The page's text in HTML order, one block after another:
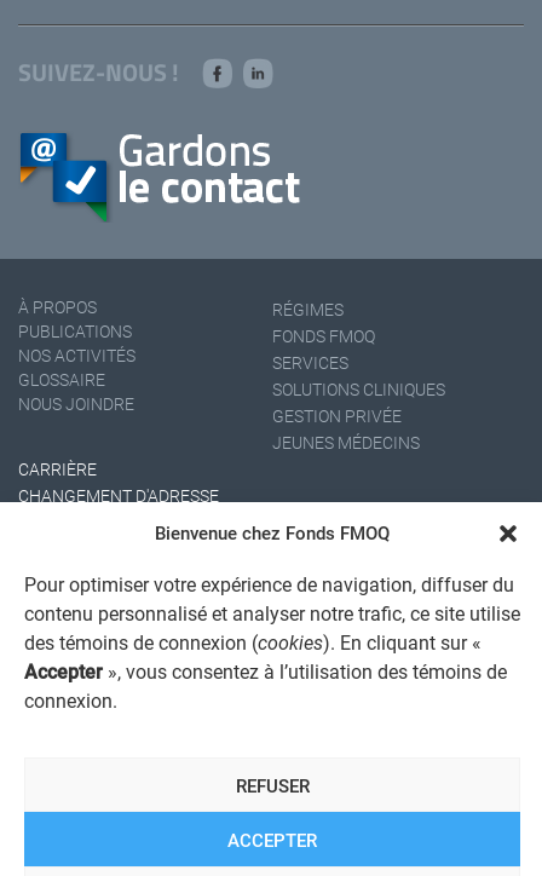
Bienvenue chez Fonds FMOQ
Pour optimiser votre expérience de navigation, diffuser du
contenu personnalisé et analyser notre trafic, ce site utilise
des témoins de connexion (cookies). En cliquant sur «
Accepter », vous consentez à l’utilisation des témoins de
connexion.
ACCEPTER
REFUSER
SUIVEZ-NOUS !
À PROPOS
PUBLICATIONS
NOS ACTIVITÉS
GLOSSAIRE
NOUS JOINDRE
RÉGIMES
FONDS FMOQ
SERVICES
SOLUTIONS CLINIQUES
GESTION PRIVÉE
JEUNES MÉDECINS
CARRIÈRE
CHANGEMENT D'ADRESSE
AVIS JURIDIQUE GÉNÉRAL
POLITIQUE DE TRAITEMENT DES PLAINTES
REGISTRE DES CONFLITS D'INTÉRÊTS